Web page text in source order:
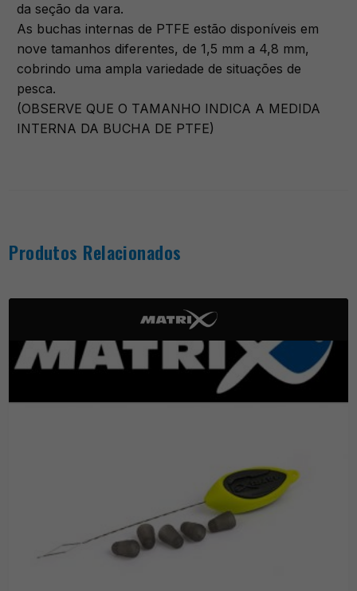
da seção da vara.
As buchas internas de PTFE estão disponíveis em
nove tamanhos diferentes, de 1,5 mm a 4,8 mm,
cobrindo uma ampla variedade de situações de
pesca.
(OBSERVE QUE O TAMANHO INDICA A MEDIDA
INTERNA DA BUCHA DE PTFE)
Produtos Relacionados